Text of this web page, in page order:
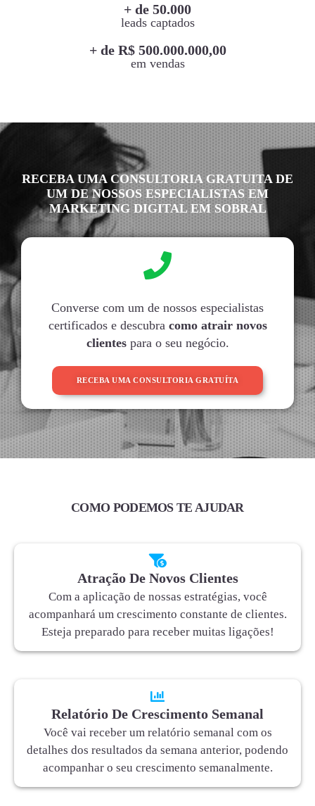
+ de 50.000
leads captados
+ de R$ 500.000.000,00
em vendas
RECEBA UMA CONSULTORIA GRATUITA DE
UM DE NOSSOS ESPECIALISTAS EM
MARKETING DIGITAL EM SOBRAL
Converse com um de nossos especialistas
certificados e descubra como atrair novos
clientespara o seu negócio.
RECEBA UMA CONSULTORIA GRATUÍTA
COMO PODEMOS TE AJUDAR
Atração De Novos Clientes
Com a aplicação de nossas estratégias, você
acompanhará um crescimento constante de clientes.
Esteja preparado para receber muitas ligações!
Relatório De Crescimento Semanal
Você vai receber um relatório semanal com os
detalhes dos resultados da semana anterior, podendo
acompanhar o seu crescimento semanalmente.